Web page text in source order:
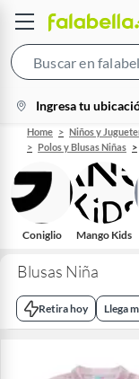
location-
icon
Ingresa tu
Home Niños y
Polos y Blusas Niñas
Coniglio Mango Kids
Blusas Niña
Retira hoy Llega